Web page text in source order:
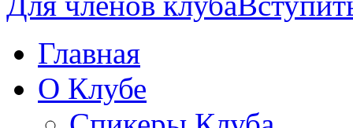
Главная
О Клубе